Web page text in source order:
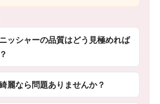
ッシャーの品質はどう見極めれば
麗なら問題ありませんか？